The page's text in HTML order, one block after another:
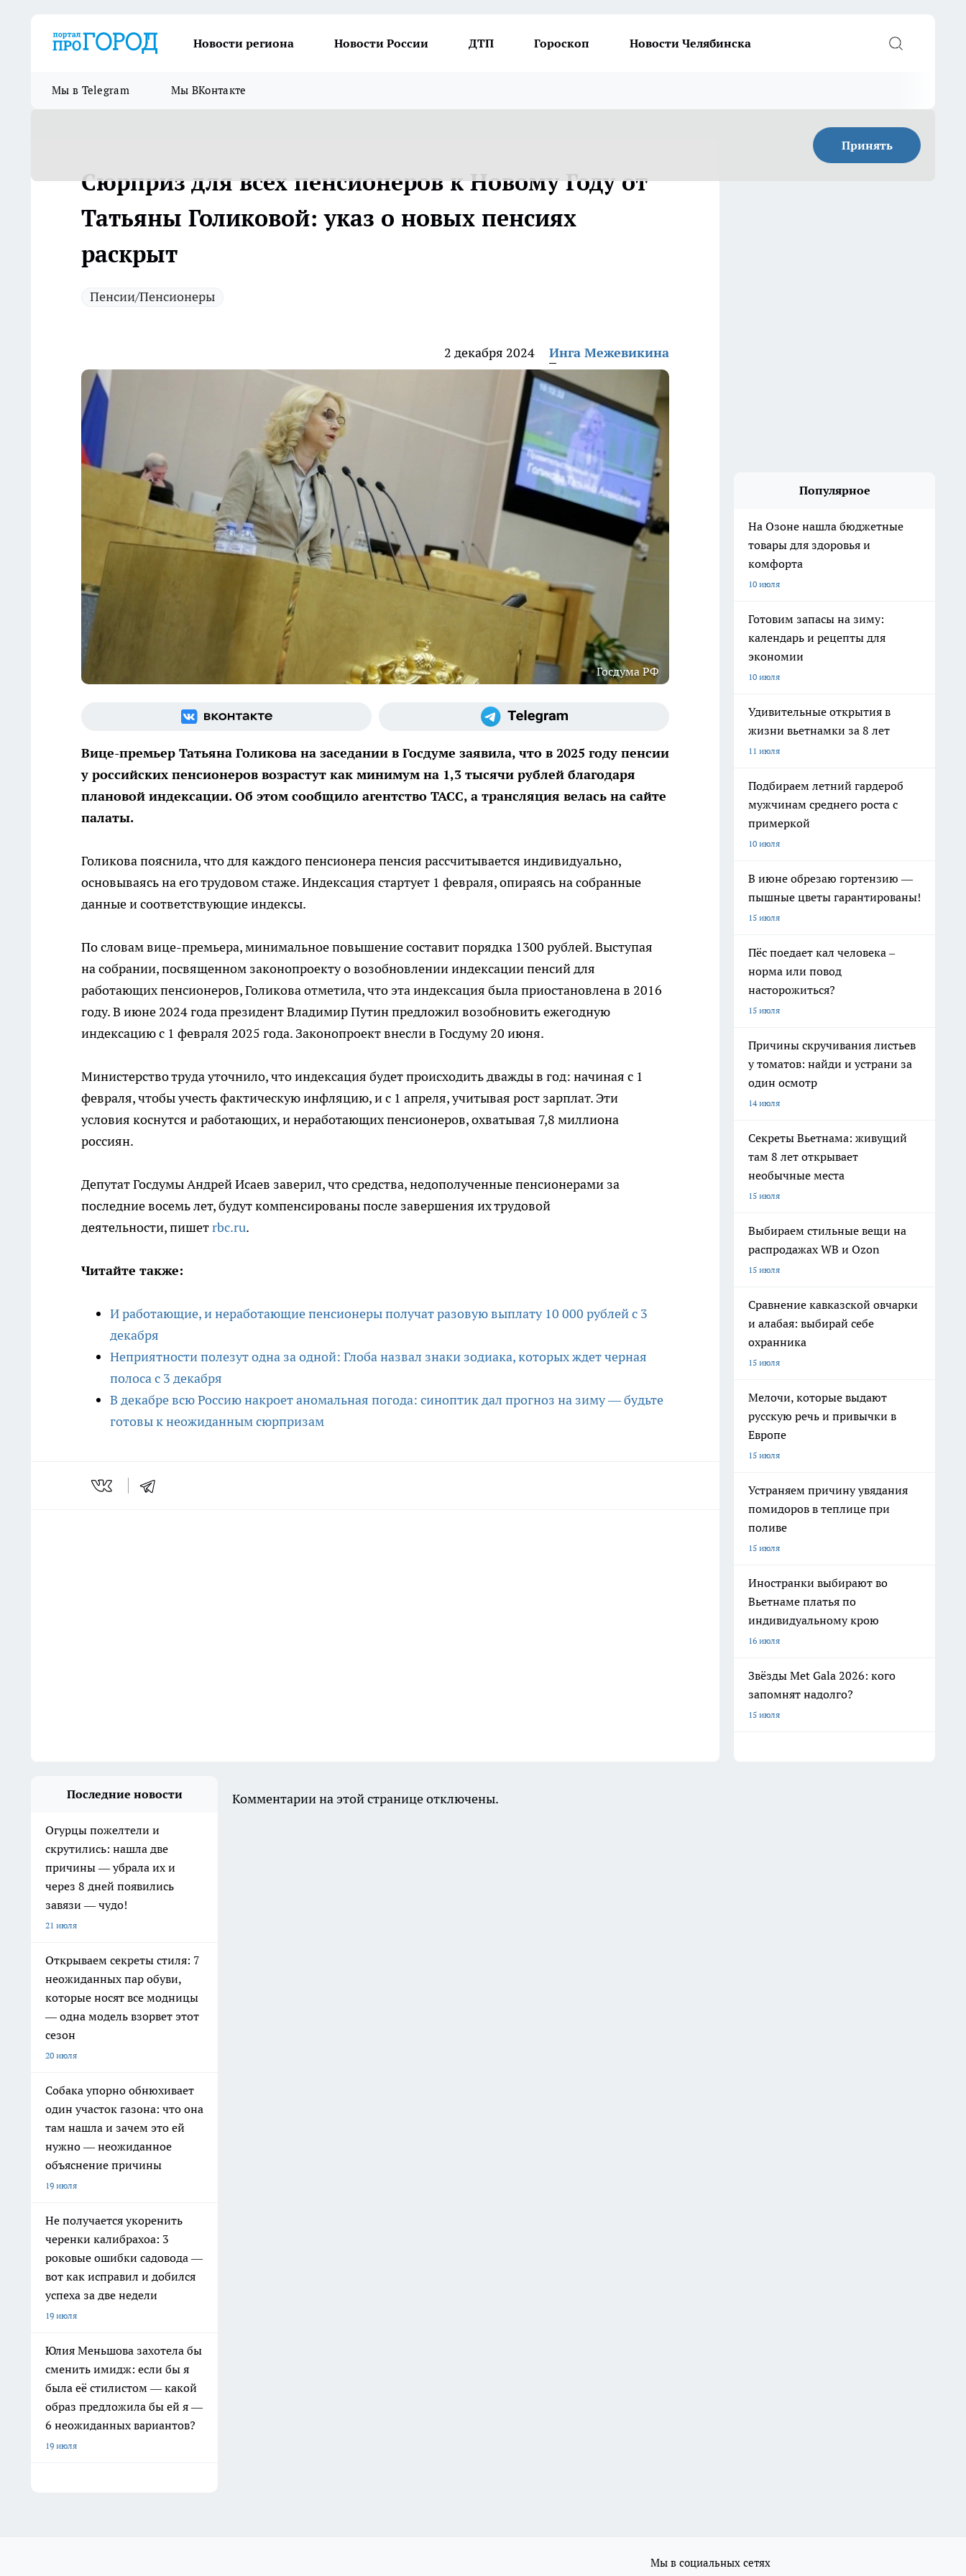
Новости региона Новости России ДТП Гороскоп Новости Челябинска
Мы в Telegram Мы ВКонтакте
Принять
Сюрприз для всех пенсионеров к Новому Году от
Татьяны Голиковой: указ о новых пенсиях
раскрыт
Пенсии/Пенсионеры
2 декабря 2024 Инга Межевикина
Госдума РФ
Вице-премьер Татьяна Голикова на заседании в Госдуме заявила, что в 2025 году пенсии
у российских пенсионеров возрастут как минимум на 1,3 тысячи рублей благодаря
плановой индексации. Об этом сообщило агентство ТАСС, а трансляция велась на сайте
палаты.
Голикова пояснила, что для каждого пенсионера пенсия рассчитывается индивидуально,
основываясь на его трудовом стаже. Индексация стартует 1 февраля, опираясь на собранные
данные и соответствующие индексы.
По словам вице-премьера, минимальное повышение составит порядка 1300 рублей. Выступая
на собрании, посвященном законопроекту о возобновлении индексации пенсий для
работающих пенсионеров, Голикова отметила, что эта индексация была приостановлена в 2016
году. В июне 2024 года президент Владимир Путин предложил возобновить ежегодную
индексацию с 1 февраля 2025 года. Законопроект внесли в Госдуму 20 июня.
Министерство труда уточнило, что индексация будет происходить дважды в год: начиная с 1
февраля, чтобы учесть фактическую инфляцию, и с 1 апреля, учитывая рост зарплат. Эти
условия коснутся и работающих, и неработающих пенсионеров, охватывая 7,8 миллиона
россиян.
Депутат Госдумы Андрей Исаев заверил, что средства, недополученные пенсионерами за
последние восемь лет, будут компенсированы после завершения их трудовой
деятельности, пишетrbc.ru.
Читайте также:
И работающие, и неработающие пенсионеры получат разовую выплату 10 000 рублей с 3
декабря
Неприятности полезут одна за одной: Глоба назвал знаки зодиака, которых ждет черная
полоса с 3 декабря
В декабре всю Россию накроет аномальная погода: синоптик дал прогноз на зиму — будьте
готовы к неожиданным сюрпризам
Популярное
На Озоне нашла бюджетные
товары для здоровья и
комфорта
10 июля
Готовим запасы на зиму:
календарь и рецепты для
экономии
10 июля
Удивительные открытия в
жизни вьетнамки за 8 лет
11 июля
Подбираем летний гардероб
мужчинам среднего роста с
примеркой
10 июля
В июне обрезаю гортензию —
пышные цветы гарантированы!
15 июля
Пёс поедает кал человека –
норма или повод
насторожиться?
15 июля
Причины скручивания листьев
у томатов: найди и устрани за
один осмотр
14 июля
Секреты Вьетнама: живущий
там 8 лет открывает
необычные места
15 июля
Выбираем стильные вещи на
распродажах WB и Ozon
15 июля
Сравнение кавказской овчарки
и алабая: выбирай себе
охранника
15 июля
Мелочи, которые выдают
русскую речь и привычки в
Европе
15 июля
Устраняем причину увядания
помидоров в теплице при
поливе
15 июля
Иностранки выбирают во
Вьетнаме платья по
индивидуальному крою
16 июля
Звёзды Met Gala 2026: кого
запомнят надолго?
15 июля
Последние новости
Огурцы пожелтели и
скрутились: нашла две
причины — убрала их и
через 8 дней появились
завязи — чудо!
21 июля
Открываем секреты стиля: 7
неожиданных пар обуви,
которые носят все модницы
— одна модель взорвет этот
сезон
20 июля
Собака упорно обнюхивает
один участок газона: что она
там нашла и зачем это ей
нужно — неожиданное
объяснение причины
19 июля
Не получается укоренить
черенки калибрахоа: 3
роковые ошибки садовода —
вот как исправил и добился
успеха за две недели
19 июля
Юлия Меньшова захотела бы
сменить имидж: если бы я
была её стилистом — какой
образ предложила бы ей я —
6 неожиданных вариантов?
19 июля
Комментарии на этой странице отключены.
Мы в социальных сетях